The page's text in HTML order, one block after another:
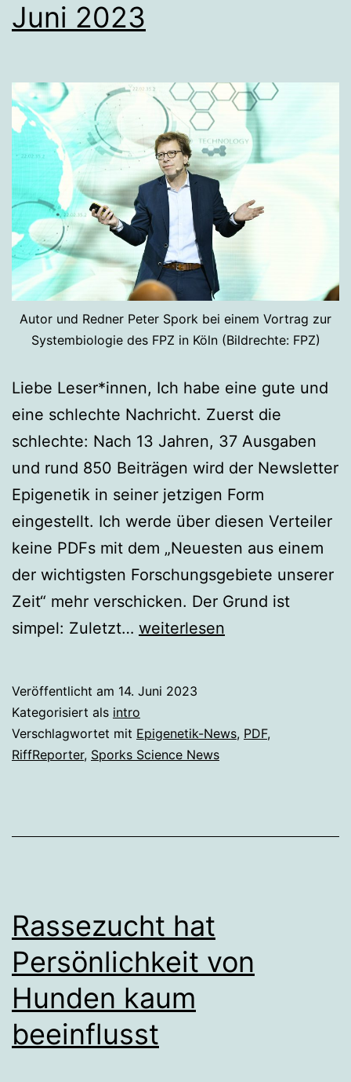
Juni 2023
Autor und Redner Peter Spork bei einem Vortrag zur
Systembiologie des FPZ in Köln (Bildrechte: FPZ)
Liebe Leser*innen, Ich habe eine gute und
eine schlechte Nachricht. Zuerst die
schlechte: Nach 13 Jahren, 37 Ausgaben
und rund 850 Beiträgen wird der Newsletter
Epigenetik in seiner jetzigen Form
eingestellt. Ich werde über diesen Verteiler
keine PDFs mit dem „Neuesten aus einem
der wichtigsten Forschungsgebiete unserer
Zeit“ mehr verschicken. Der Grund ist
simpel: Zuletzt… intro
37,
Juni
2023
weiterlesen
Veröffentlicht am 14. Juni 2023
Kategorisiert als intro
Verschlagwortet mit Epigenetik-News, PDF,
RiffReporter, Sporks Science News
Rassezucht hat
Persönlichkeit von
Hunden kaum
beeinflusst